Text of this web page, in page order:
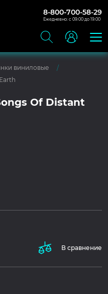
8-800-700-58-29
Ежедневно: с 09:00 до 19:00
виниловые
Of Distant
В сравнение